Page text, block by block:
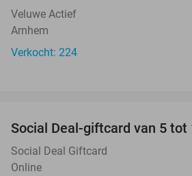
Veluwe Actief
Arnhem
Verkocht: 224
Social Deal-giftcard van 5 tot
Social Deal Giftcard
Online